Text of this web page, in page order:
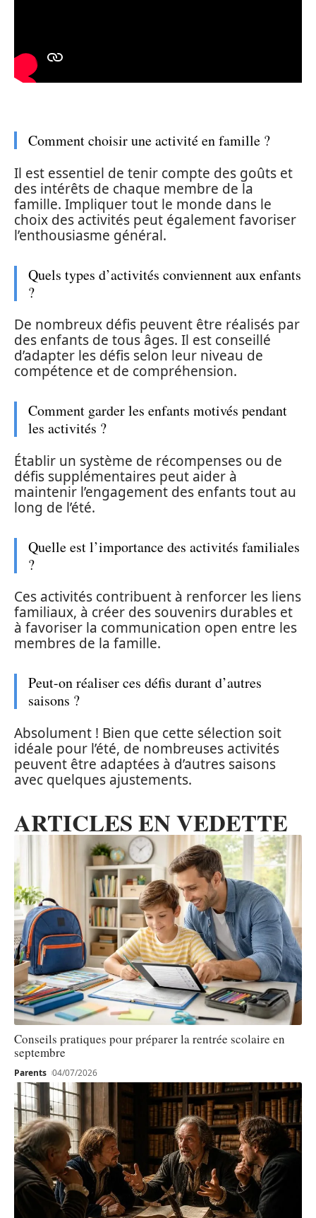
Comment choisir une activité en famille ?
Il est essentiel de tenir compte des goûts et
des intérêts de chaque membre de la
famille. Impliquer tout le monde dans le
choix des activités peut également favoriser
l’enthousiasme général.
Quels types d’activités conviennent aux enfants
?
De nombreux défis peuvent être réalisés par
des enfants de tous âges. Il est conseillé
d’adapter les défis selon leur niveau de
compétence et de compréhension.
Comment garder les enfants motivés pendant
les activités ?
Établir un système de récompenses ou de
défis supplémentaires peut aider à
maintenir l’engagement des enfants tout au
long de l’été.
Quelle est l’importance des activités familiales
?
Ces activités contribuent à renforcer les liens
familiaux, à créer des souvenirs durables et
à favoriser la communication open entre les
membres de la famille.
Peut-on réaliser ces défis durant d’autres
saisons ?
Absolument ! Bien que cette sélection soit
idéale pour l’été, de nombreuses activités
peuvent être adaptées à d’autres saisons
avec quelques ajustements.
ARTICLES EN VEDETTE
Conseils pratiques pour préparer la rentrée scolaire en
septembre
Parents 04/07/2026